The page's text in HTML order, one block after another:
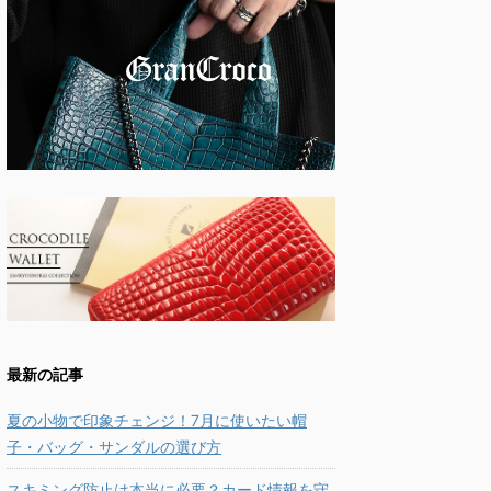
最新の記事
夏の小物で印象チェンジ！7月に使いたい帽
子・バッグ・サンダルの選び方